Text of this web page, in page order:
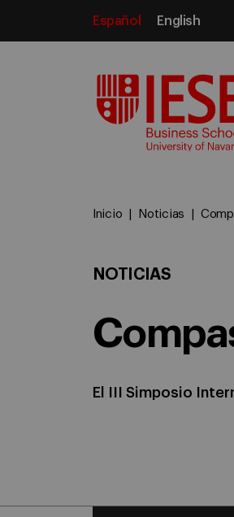
Español English
Inicio Noticias
NOTICIAS
El III Simposio